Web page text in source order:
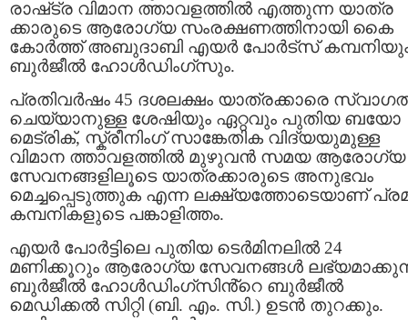
രാഷ്‌ട്ര വിമാന ത്താവളത്തിൽ എത്തുന്ന യാത്ര
ക്കാരുടെ ആരോഗ്യ സംരക്ഷണത്തിനായി കൈ
കോർത്ത് അബുദാബി എയർ പോർട്സ്
ബുർജീൽ ഹോൾഡിംഗ്‌സും.
പ്രതിവർഷം 45 ദശലക്ഷം യാത്രക്കാരെ
ചെയ്യാനുള്ള ശേഷിയും ഏറ്റവും പുതിയ ബയോ
മെട്രിക്, സ്ക്രീനിംഗ് സാങ്കേതിക വിദ്യയുമുള്ള
വിമാന ത്താവളത്തിൽ മുഴുവൻ സമയ ആരോഗ്യ
സേവനങ്ങളിലൂടെ യാത്രക്കാരുടെ അനുഭവം
മെച്ചപ്പെടുത്തുക എന്ന ലക്ഷ്യത്തോടെയാണ്
കമ്പനികളുടെ പങ്കാളിത്തം.
എയർ പോർട്ടിലെ പുതിയ ടെർമിനലിൽ 24
മണിക്കൂറും ആരോഗ്യ സേവനങ്ങൾ
ബുർജീൽ ഹോൾഡിംഗ്‌സിൻ്റെ ബുർജീൽ
മെഡിക്കൽ സിറ്റി (ബി. എം. സി.) ഉടൻ തുറക്കും.